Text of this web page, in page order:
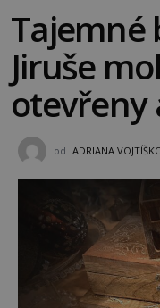
Tajemné
Jiruše
otevřeny
od ADRIANA